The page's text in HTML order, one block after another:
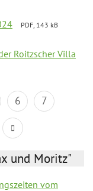
PDF, 143 kB
Roitzscher Villa
6
7
und Moritz"
vom